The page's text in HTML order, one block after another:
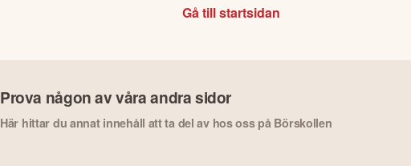
Gå till startsidan
Prova någon av våra andra sidor
Här hittar du annat innehåll att ta del av hos oss på Börskollen